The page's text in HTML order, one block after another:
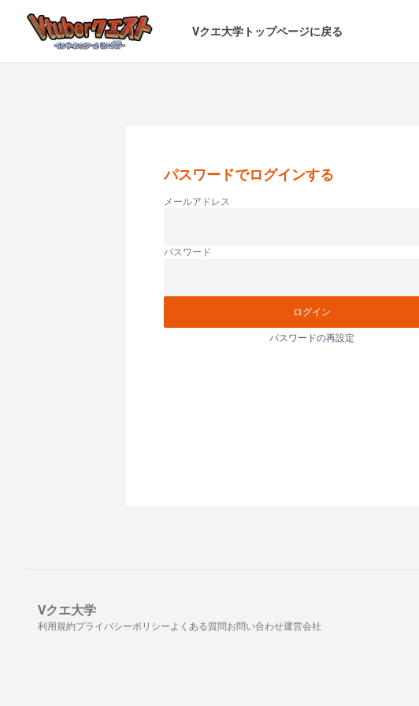
Vクエ大学トップページに戻る
パスワードでログインする
メールアドレス
パスワード
ログイン
パスワードの再設定
Vクエ大学
利用規約プライバシーポリシーよくある質問お問い合わせ運営会社